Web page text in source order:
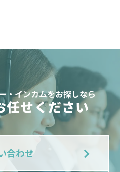
・インカムをお探しなら
任せください
合わせ